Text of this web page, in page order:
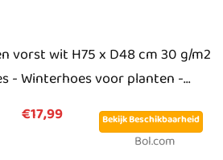
vorst wit H75 x D48 cm 30 g/m2
- Winterhoes voor planten -...
€17,99
Bekijk Beschikbaarheid
Bol.com